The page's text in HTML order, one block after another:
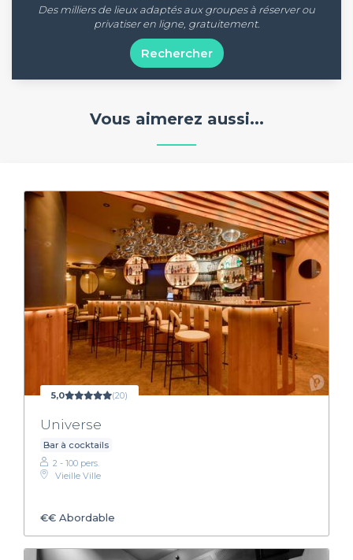
Des milliers de lieux adaptés aux groupes à réserver ou
privatiser en ligne, gratuitement.
Rechercher
Vous aimerez aussi...
5,0 (20)
Universe
Bar à cocktails
2 - 100 pers.
Vieille Ville
€€ Abordable